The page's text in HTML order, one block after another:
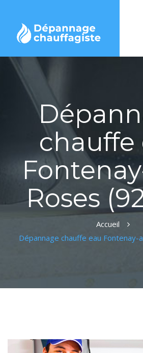
chauffe
Roses
Accueil
Dépannage chauffe eau Fontenay-